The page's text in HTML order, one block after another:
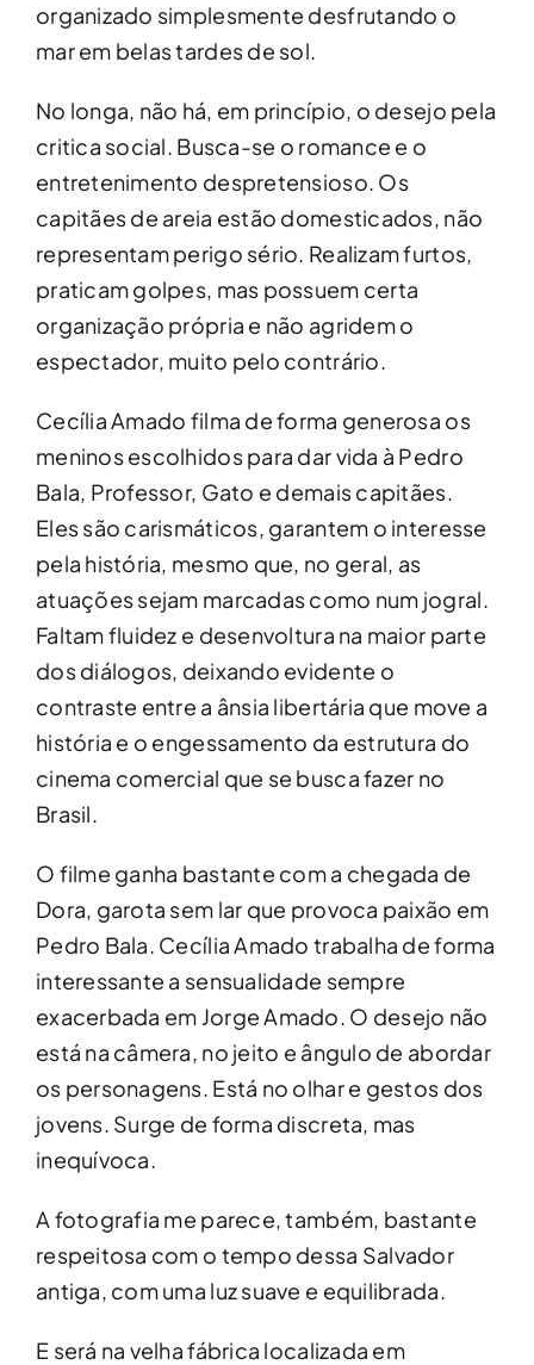
organizado simplesmente desfrutando o
mar em belas tardes de sol.
No longa, não há, em princípio, o desejo pela
critica social. Busca-se o romance e o
entretenimento despretensioso. Os
capitães de areia estão domesticados, não
representam perigo sério. Realizam furtos,
praticam golpes, mas possuem certa
organização própria e não agridem o
espectador, muito pelo contrário.
Cecília Amado filma de forma generosa os
meninos escolhidos para dar vida à Pedro
Bala, Professor, Gato e demais capitães.
Eles são carismáticos, garantem o interesse
pela história, mesmo que, no geral, as
atuações sejam marcadas como num jogral.
Faltam fluidez e desenvoltura na maior parte
dos diálogos, deixando evidente o
contraste entre a ânsia libertária que move a
história e o engessamento da estrutura do
cinema comercial que se busca fazer no
Brasil.
O filme ganha bastante com a chegada de
Dora, garota sem lar que provoca paixão em
Pedro Bala. Cecília Amado trabalha de forma
interessante a sensualidade sempre
exacerbada em Jorge Amado. O desejo não
está na câmera, no jeito e ângulo de abordar
os personagens. Está no olhar e gestos dos
jovens. Surge de forma discreta, mas
inequívoca.
A fotografia me parece, também, bastante
respeitosa com o tempo dessa Salvador
antiga, com uma luz suave e equilibrada.
E será na velha fábrica localizada em